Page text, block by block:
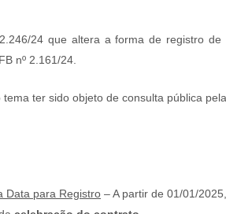
24 que altera a forma de registro
nº 2.161/24.
ter sido objeto de consulta pública
Data para Registro – A partir de 01/01/